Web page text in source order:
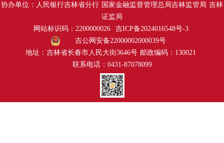
协办单位：人民银行吉林省分行 国家金融监督管理总局吉林监管局 吉林
证监局
网站标识码：2200000026
吉ICP备2024016548号-3
吉公网安备22000002000039号
地址：吉林省长春市人民大街3646号 邮政编码：130021
联系电话：0431-87078099